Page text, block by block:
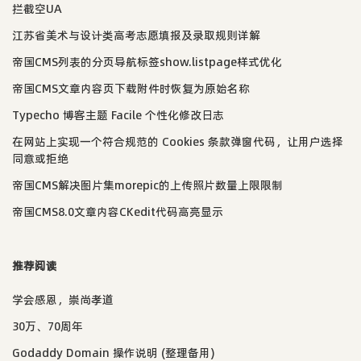
拦截空UA
江苏省美术与设计类高考志愿填报及录取规则详解
帝国CMS列表的分页导航标签show.listpage样式优化
帝国CMS文章内容页下载附件时恢复为原始名称
Typecho 博客主题 Facile 个性化修改日志
在网站上实现一个符合规范的 Cookies 条款弹窗代码，让用户选择
同意或拒绝
帝国CMS解决图片集morepic的上传照片数量上限限制
帝国CMS8.0文章内容CKedit代码高亮显示
推荐阅读
学会感恩，崇尚孝道
30万、70周年
Godaddy Domain 操作说明 (整理备用)